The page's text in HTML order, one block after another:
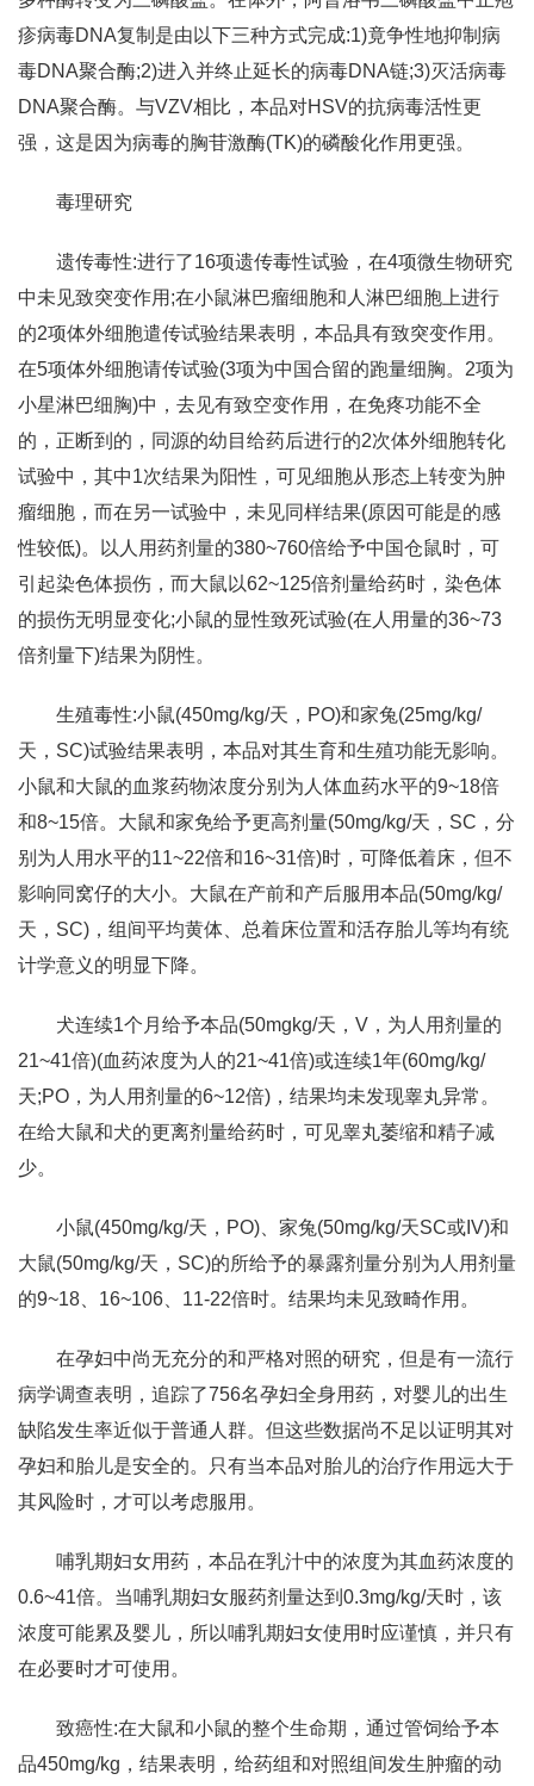
疹病毒DNA复制是由以下三种方式完成:1)竟争性地抑制病
毒DNA聚合酶;2)进入并终止延长的病毒DNA链;3)灭活病毒
DNA聚合酶。与VZV相比，本品对HSV的抗病毒活性更
强，这是因为病毒的胸苷激酶(TK)的磷酸化作用更强。
毒理研究
遗传毒性:进行了16项遗传毒性试验，在4项微生物研究
中未见致突变作用;在小鼠淋巴瘤细胞和人淋巴细胞上进行
的2项体外细胞遣传试验结果表明，本品具有致突变作用。
在5项体外细胞请传试验(3项为中国合留的跑量细胸。2项为
小星淋巴细胸)中，去见有致空变作用，在免疼功能不全
的，正断到的，同源的幼目给药后进行的2次体外细胞转化
试验中，其中1次结果为阳性，可见细胞从形态上转变为肿
瘤细胞，而在另一试验中，未见同样结果(原因可能是的感
性较低)。以人用药剂量的380~760倍给予中国仓鼠时，可
引起染色体损伤，而大鼠以62~125倍剂量给药时，染色体
的损伤无明显变化;小鼠的显性致死试验(在人用量的36~73
倍剂量下)结果为阴性。
生殖毒性:小鼠(450mg/kg/天，PO)和家兔(25mg/kg/
天，SC)试验结果表明，本品对其生育和生殖功能无影响。
小鼠和大鼠的血浆药物浓度分别为人体血药水平的9~18倍
和8~15倍。大鼠和家免给予更高剂量(50mg/kg/天，SC，分
别为人用水平的11~22倍和16~31倍)时，可降低着床，但不
影响同窝仔的大小。大鼠在产前和产后服用本品(50mg/kg/
天，SC)，组间平均黄体、总着床位置和活存胎儿等均有统
计学意义的明显下降。
犬连续1个月给予本品(50mgkg/天，V，为人用剂量的
21~41倍)(血药浓度为人的21~41倍)或连续1年(60mg/kg/
天;PO，为人用剂量的6~12倍)，结果均未发现睾丸异常。
在给大鼠和犬的更离剂量给药时，可见睾丸萎缩和精子减
少。
小鼠(450mg/kg/天，PO)、家兔(50mg/kg/天SC或IV)和
大鼠(50mg/kg/天，SC)的所给予的暴露剂量分别为人用剂量
的9~18、16~106、11-22倍时。结果均未见致畸作用。
在孕妇中尚无充分的和严格对照的研究，但是有一流行
病学调查表明，追踪了756名孕妇全身用药，对婴儿的出生
缺陷发生率近似于普通人群。但这些数据尚不足以证明其对
孕妇和胎儿是安全的。只有当本品对胎儿的治疗作用远大于
其风险时，才可以考虑服用。
哺乳期妇女用药，本品在乳汁中的浓度为其血药浓度的
0.6~41倍。当哺乳期妇女服药剂量达到0.3mg/kg/天时，该
浓度可能累及婴儿，所以哺乳期妇女使用时应谨慎，并只有
在必要时才可使用。
致癌性:在大鼠和小鼠的整个生命期，通过管饲给予本
品450mg/kg，结果表明，给药组和对照组间发生肿瘤的动